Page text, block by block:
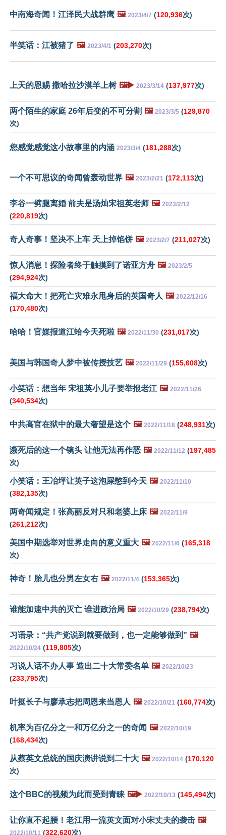
中南海奇闻！江泽民大战群鹰 🖼️ 2023/4/7 (120,936次)
半笑话：江被猪了 🖼️ 2023/4/1 (203,270次)
上天的恩赐 撒哈拉沙漠羊上树 🖼️▶️ 2023/3/14 (137,977次)
两个陌生的家庭 26年后变的不可分割 🖼️ 2023/3/5 (129,870
次)
您感觉感觉这小故事里的内涵 2023/3/4 (181,288次)
一个不可思议的奇闻曾轰动世界 🖼️ 2023/2/21 (172,113次)
李谷一劈腿离婚 前夫是汤灿宋祖英老师 🖼️ 2023/2/12
(220,819次)
奇人奇事！坚决不上车 天上掉馅饼 🖼️ 2023/2/7 (211,027次)
惊人消息！探险者终于触摸到了诺亚方舟 🖼️ 2023/2/5
(294,924次)
福大命大！把死亡灾难永甩身后的英国奇人 🖼️ 2022/12/16
(170,480次)
哈哈！官媒报道江蛤今天死啦 🖼️ 2022/11/30 (231,017次)
美国与韩国奇人梦中被传授技艺 🖼️ 2022/11/29 (155,608次)
小笑话：想当年 宋祖英小儿子要举报老江 🖼️ 2022/11/26
(340,534次)
中共高官在狱中的最大奢望是这个 🖼️ 2022/11/18 (248,931次)
濒死后的这一个镜头 让他无法再作恶 🖼️ 2022/11/12 (197,485
次)
小笑话：王冶坪让英子这泡屎憋到今天 🖼️ 2022/11/10
(382,135次)
两奇闻规定！张高丽反对只和老婆上床 🖼️ 2022/11/9
(261,212次)
美国中期选举对世界走向的意义重大 🖼️ 2022/11/6 (165,318
次)
神奇！胎儿也分男左女右 🖼️ 2022/11/4 (153,365次)
谁能加速中共的灭亡 谁进政治局 🖼️ 2022/10/29 (238,794次)
习语录：“共产党说到就要做到，也一定能够做到” 🖼️
2022/10/24 (119,805次)
习说人话不办人事 造出二十大常委名单 🖼️ 2022/10/23
(233,795次)
叶挺长子与廖承志把周恩来当恩人 🖼️ 2022/10/21 (160,774次)
机率为百亿分之一和万亿分之一的奇闻 🖼️ 2022/10/19
(168,434次)
从蔡英文总统的国庆演讲说到二十大 🖼️ 2022/10/14 (170,120
次)
这个BBC的视频为此而受到青睐 🖼️▶️ 2022/10/13 (145,494次)
让你直不起腰！老江用一流英文面对小宋丈夫的袭击 🖼️
2022/10/11 (322,620次)